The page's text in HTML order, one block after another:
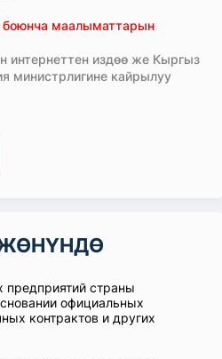
боюнча маалыматтарын
интернеттен издөө же Кыргыз
министрлигине кайрылуу
страны
официальных
контрактов и других